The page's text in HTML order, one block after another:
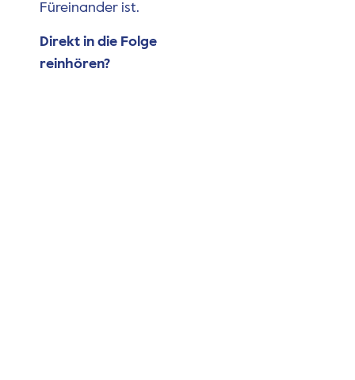
Füreinander ist.
Direkt in die Folge
reinhören?